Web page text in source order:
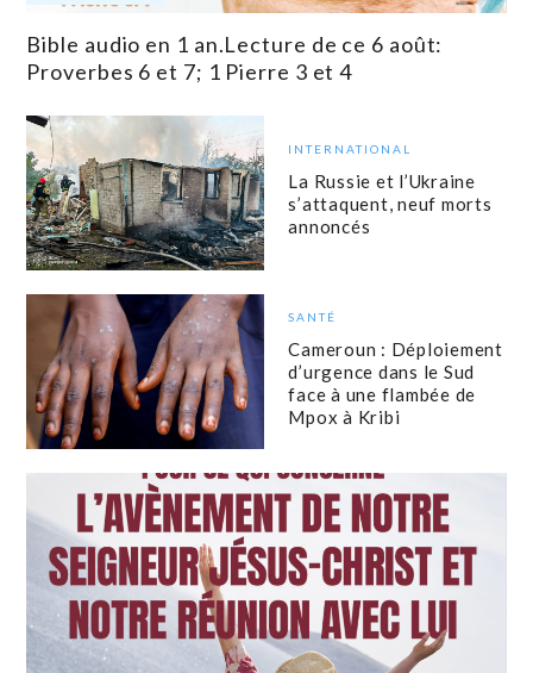
Bible audio en 1 an.Lecture de ce 6 août:
Proverbes 6 et 7; 1 Pierre 3 et 4
INTERNATIONAL
La Russie et l’Ukraine
s’attaquent, neuf morts
annoncés
SANTÉ
Cameroun : Déploiement
d’urgence dans le Sud
face à une flambée de
Mpox à Kribi